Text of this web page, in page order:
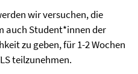
wir versuchen, die
auch Student*innen der
zu geben, für 1-2 Wochen
teilzunehmen.